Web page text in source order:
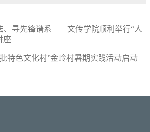
、寻先锋谱系——文传学院顺利举行“人
座
特色文化村”金岭村暑期实践活动启动